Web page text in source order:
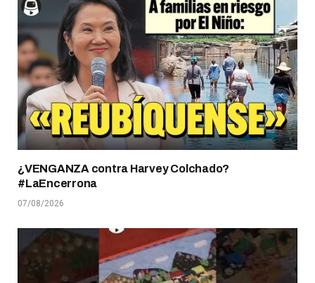
¿VENGANZA contra Harvey Colchado?
#LaEncerrona
07/08/2026